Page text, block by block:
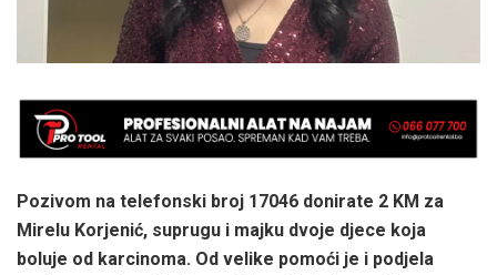
Pozivom na telefonski broj 17046 donirate 2 KM za
Mirelu Korjenić, suprugu i majku dvoje djece koja
boluje od karcinoma. Od velike pomoći je i podjela